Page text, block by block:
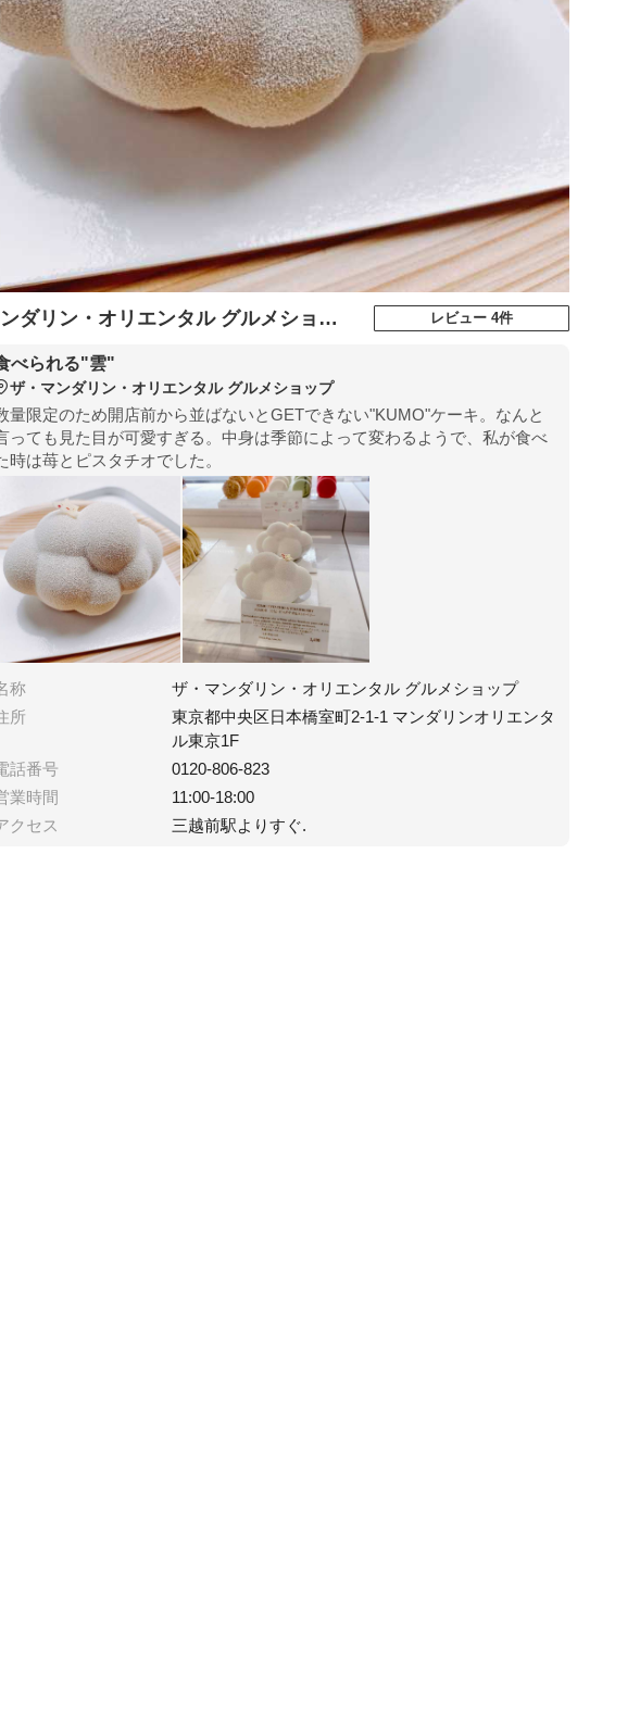
ダリン・オリエンタル グルメショップ レビュー 4件
べられる"雲"
ザ・マンダリン・オリエンタル グルメショップ
量限定のため開店前から並ばないとGETできない"KUMO"ケーキ。なんと
っても見た目が可愛すぎる。中身は季節によって変わるようで、私が食べ
時は苺とピスタチオでした。
称
ザ・マンダリン・オリエンタル グルメショップ
所
東京都中央区日本橋室町2-1-1 マンダリンオリエンタ
ル東京1F
話番号
0120-806-823
業時間
11:00-18:00
クセス
三越前駅よりすぐ.